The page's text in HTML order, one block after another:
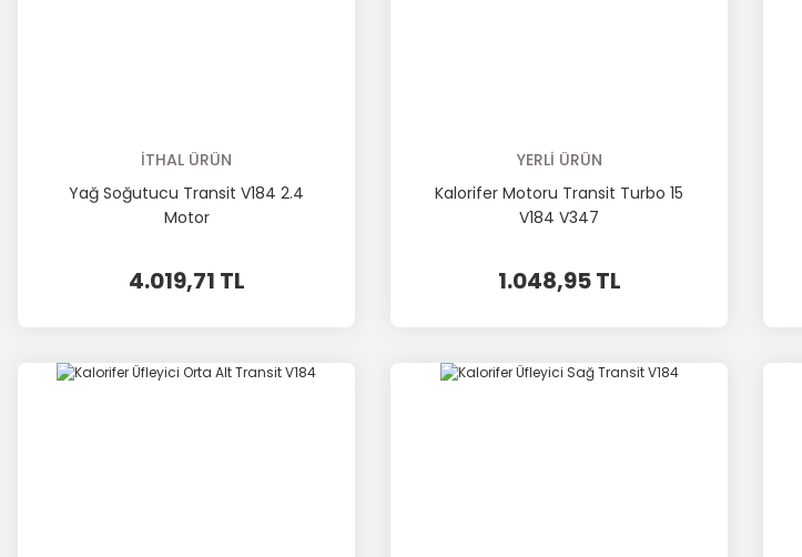
İTHAL ÜRÜN
Yağ Soğutucu Transit V184 2.4
Motor
4.019,71 TL
YERLİ ÜRÜN
Kalorifer Motoru Transit Turbo 15
V184 V347
1.048,95 TL